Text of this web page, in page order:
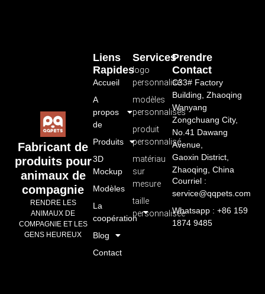
Fabricant de
produits pour
animaux de
compagnie
RENDRE LES
ANIMAUX DE
COMPAGNIE ET LES
GENS HEUREUX
Services
logo
personnalisé
modèles
personnalisés
produit
personnalisé
matériau
sur
mesure
taille
personnalisée
Liens
Rapides
Accueil
A
propos
de
Produits
3D
Mockup
Modèles
La
coopération
Blog
Contact
Prendre
Contact
C33# Factory
Building, Zhaoqing
Wanyang
Zongchuang City,
No.41 Dawang
Avenue,
Gaoxin District,
Zhaoqing, China
Courriel :
service@qqpets.com
Whatsapp : +86 159
1874 9485